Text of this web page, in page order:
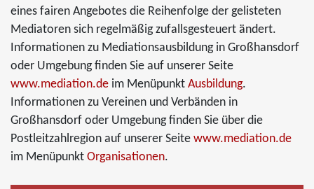
eines fairen Angebotes die Reihenfolge der gelisteten
Mediatoren sich regelmäßig zufallsgesteuert ändert.
Informationen zu Mediationsausbildung in Großhansdorf
oder Umgebung finden Sie auf unserer Seite
www.mediation.de im Menüpunkt Ausbildung.
Informationen zu Vereinen und Verbänden in
Großhansdorf oder Umgebung finden Sie über die
Postleitzahlregion auf unserer Seite www.mediation.de
im Menüpunkt Organisationen.